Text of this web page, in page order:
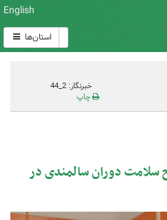
English
استان‌ها
خبرنگار: 2_44
چاپ
سلامت دوران سالمندی در